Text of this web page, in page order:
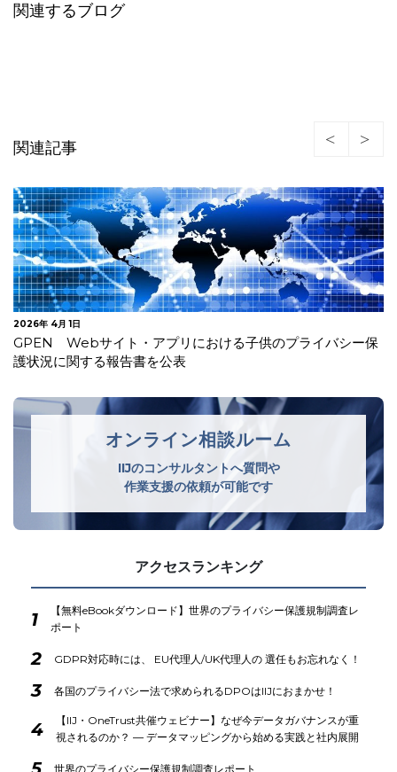
関連するブログ
関連記事
2026年 3月 3日
中国 インターネット空間における取締りを強化
オンライン相談ルーム
IIJのコンサルタントへ質問や
作業支援の依頼が可能です
アクセスランキング
1
【無料eBookダウンロード】世界のプライバシー保護規制調査レ
ポート
2 GDPR対応時には、 EU代理人/UK代理人の 選任もお忘れなく！
3 各国のプライバシー法で求められるDPOはIIJにおまかせ！
4
【IIJ・OneTrust共催ウェビナー】なぜ今データガバナンスが重
視されるのか？ ― データマッピングから始める実践と社内展開
世界のプライバシー保護規制調査レポート